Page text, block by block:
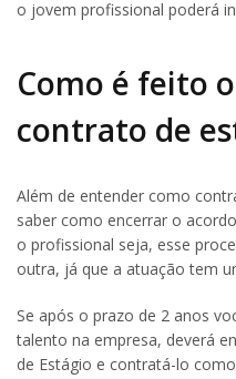
o jovem profissional poderá
Como é feito
contrato de
Além de entender como
saber como encerrar o
o profissional seja, esse
outra, já que a atuação tem
Se após o prazo de 2 anos
talento na empresa, deverá
de Estágio e contratá-lo